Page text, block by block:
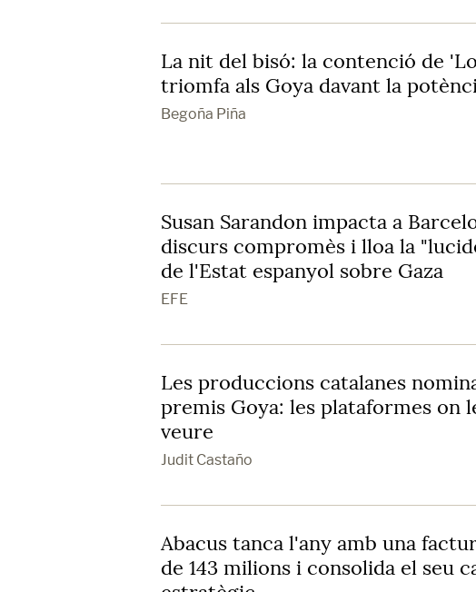
La nit del bisó: la contenció de
triomfa als Goya davant la
Begoña Piña
Susan Sarandon impacta a
discurs compromès i lloa la
de l'Estat espanyol sobre Gaza
EFE
Les produccions catalanes
premis Goya: les plataformes on
veure
Judit Castaño
Abacus tanca l'any amb una
de 143 milions i consolida el seu